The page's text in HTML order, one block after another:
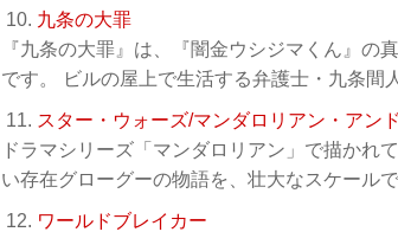
10. 九条の大罪
『九条の大罪』は、『闇金ウシジマくん』
です。 ビルの屋上で生活する弁護士・九条間
11. スター・ウォーズ/マンダロリアン・アン
ドラマシリーズ「マンダロリアン」で描かれ
い存在グローグーの物語を、壮大なスケール
12. ワールドブレイカー